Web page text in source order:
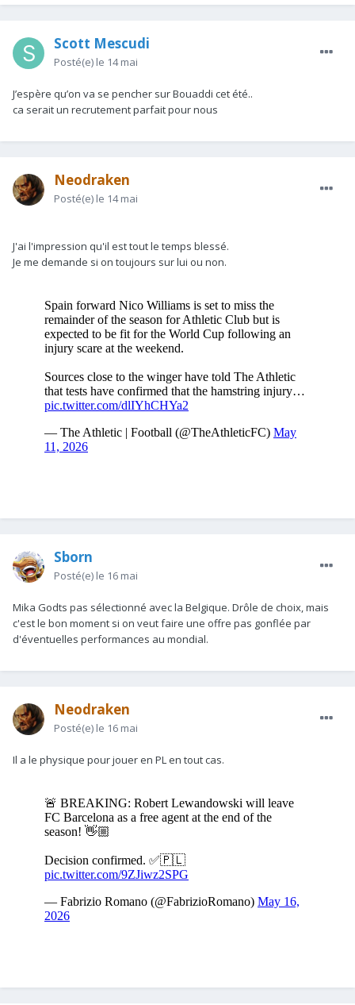
Scott Mescudi
Posté(e) le 14 mai
J’espère qu’on va se pencher sur Bouaddi cet été..
ca serait un recrutement parfait pour nous
Neodraken
Posté(e) le 14 mai
J'ai l'impression qu'il est tout le temps blessé.
Je me demande si on toujours sur lui ou non.
Sborn
Posté(e) le 16 mai
Mika Godts pas sélectionné avec la Belgique. Drôle de choix, mais
c'est le bon moment si on veut faire une offre pas gonflée par
d'éventuelles performances au mondial.
Neodraken
Posté(e) le 16 mai
Il a le physique pour jouer en PL en tout cas.